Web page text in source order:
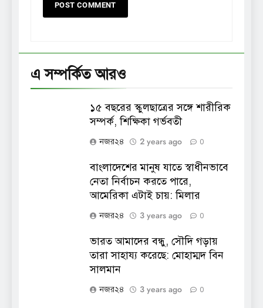
এ সম্পর্কিত আরও
১৫ বছরের স্কুলছাত্রের সঙ্গে শারীরিক
সম্পর্ক, শিক্ষিকা গর্ভবতী
নজর২৪ 2 years ago 0
বাংলাদেশের মানুষ যাতে স্বাধীনভাবে
নেতা নির্বাচন করতে পারে,
আমেরিকা এটাই চায়: মিলার
নজর২৪ 3 years ago 0
ভারত আমাদের বন্ধু, সৌদি গড়ায়
তারা সাহায্য করেছে: মোহাম্মদ বিন
সালমান
নজর২৪ 3 years ago 0